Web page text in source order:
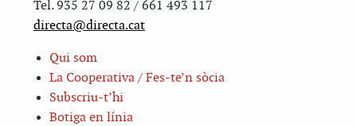
Tel. 935 27 09 82 / 661 493 117
directa@directa.cat
Qui som
La Cooperativa / Fes-te’n sòcia
Subscriu-t’hi
Botiga en línia